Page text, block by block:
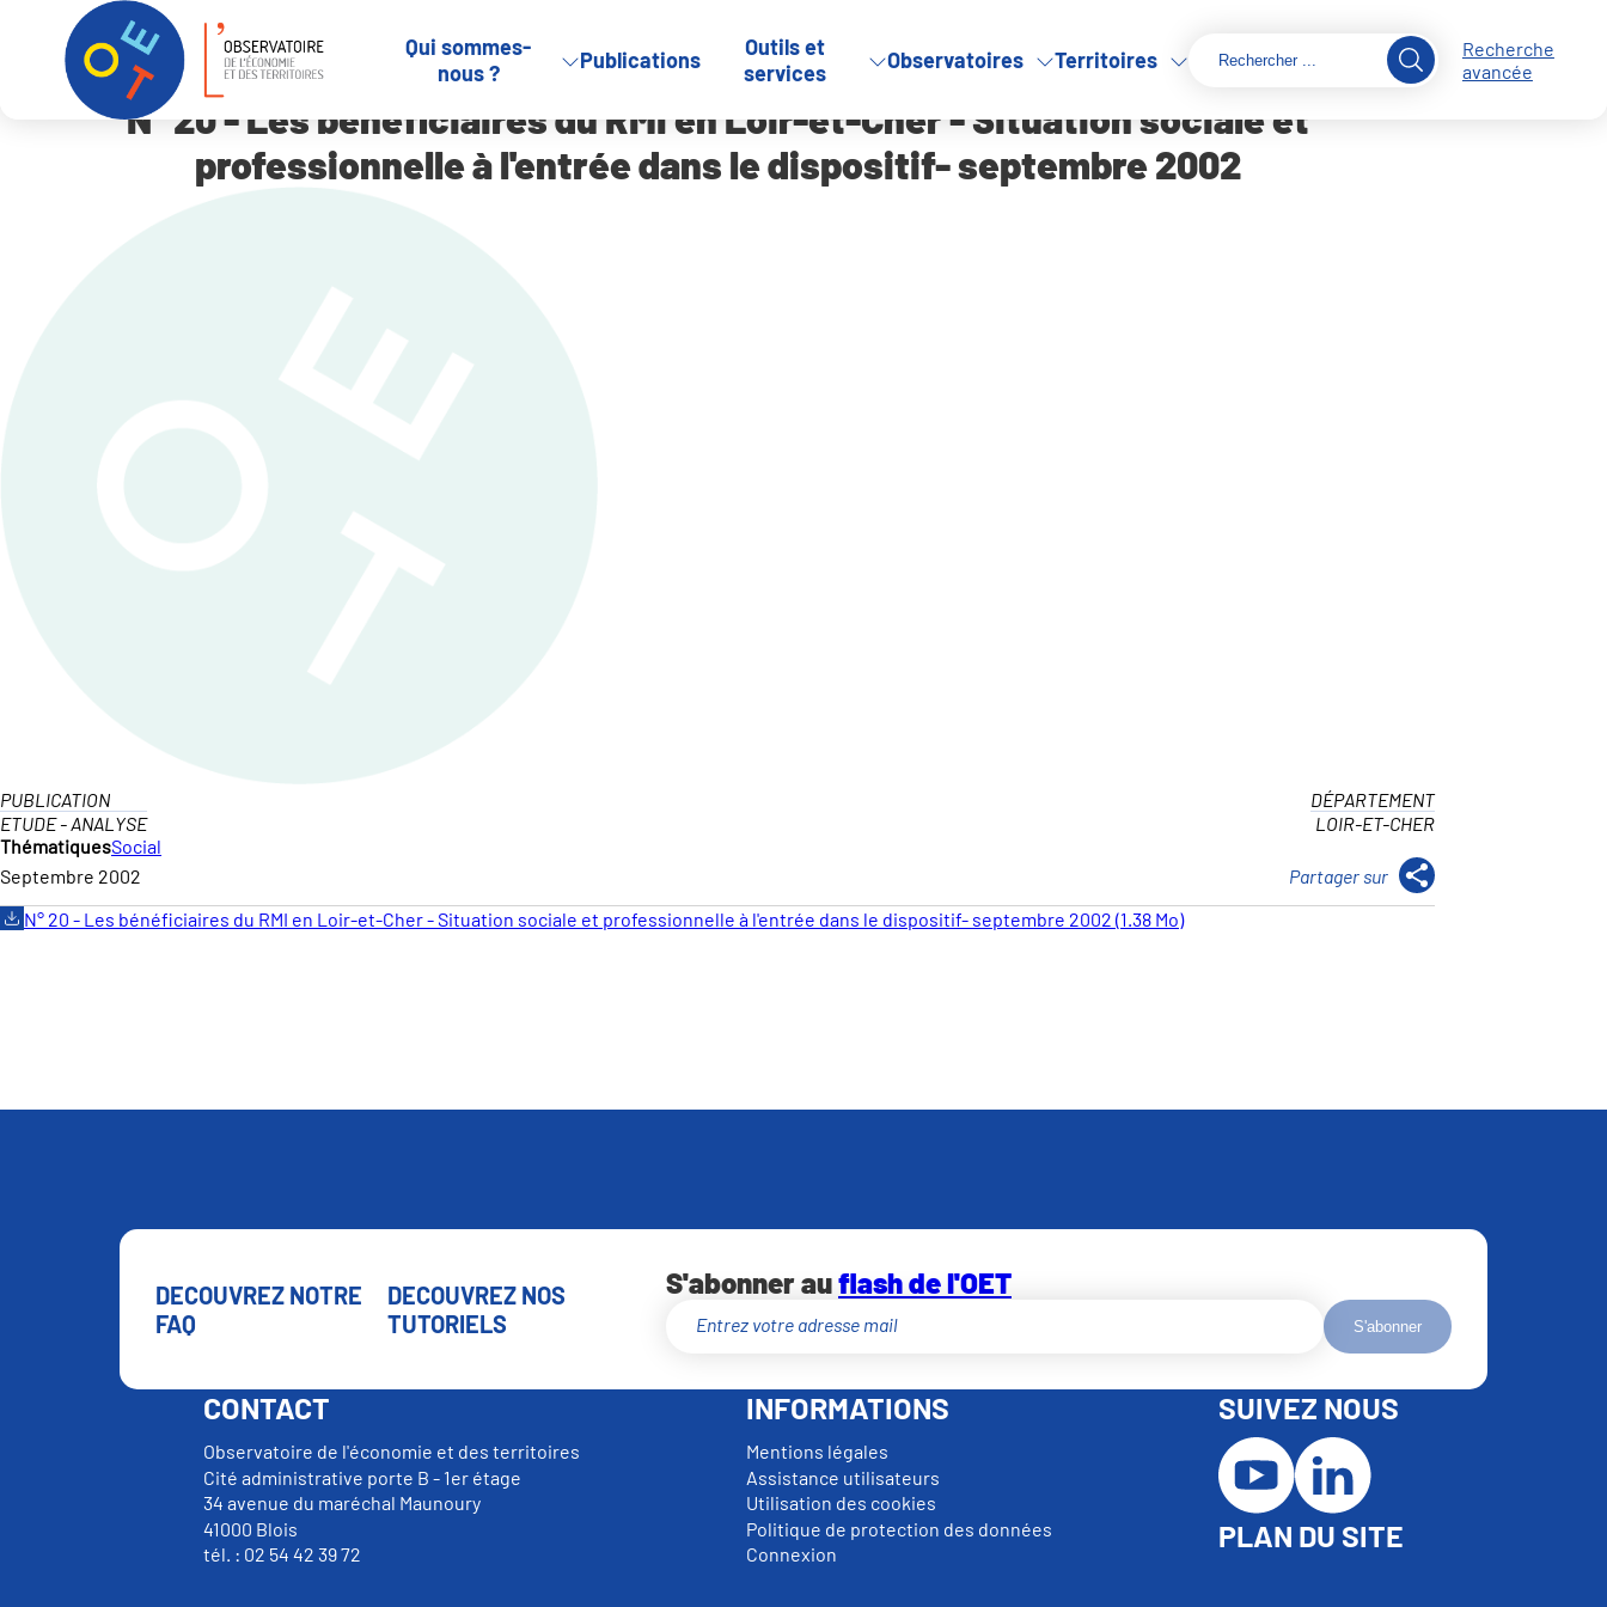
Panneau de gestion des cookies
Qui sommes-
nous ?
Publications
Outils et
services
Observatoires Territoires
Recherche
avancée
N° 20 – Les bénéficiaires du RMI en Loir-et-Cher – Situation sociale et professionnelle à l’entrée dans le dispositif- septembre 2002
N° 20 - Les bénéficiaires du RMI en Loir-et-Cher - Situation sociale et
professionnelle à l'entrée dans le dispositif- septembre 2002
PUBLICATION
ETUDE - ANALYSE
DÉPARTEMENT
LOIR-ET-CHER
ThématiquesSocial
Septembre 2002
N° 20 - Les bénéficiaires du RMI en Loir-et-Cher - Situation sociale et professionnelle à l'entrée dans le dispositif- septembre 2002 (1.38 Mo)
DECOUVREZ NOTRE
FAQ
DECOUVREZ NOS
TUTORIELS
S'abonner auflash de l'OET
S'abonner
CONTACT
Observatoire de l'économie et des territoires
Cité administrative porte B - 1er étage
34 avenue du maréchal Maunoury
41000 Blois
tél. : 02 54 42 39 72
INFORMATIONS
Mentions légales
Assistance utilisateurs
Utilisation des cookies
Politique de protection des données
Connexion
SUIVEZ NOUS
PLAN DU SITE